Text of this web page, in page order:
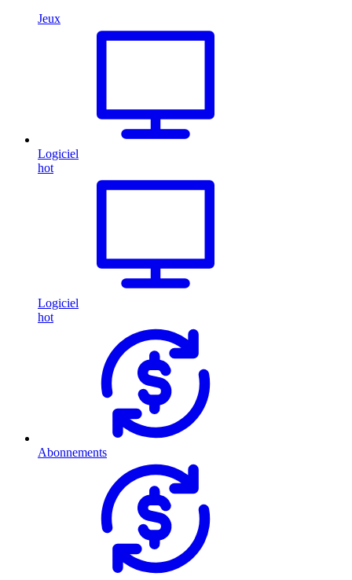
Jeux
Logiciel
hot
Logiciel
hot
Abonnements